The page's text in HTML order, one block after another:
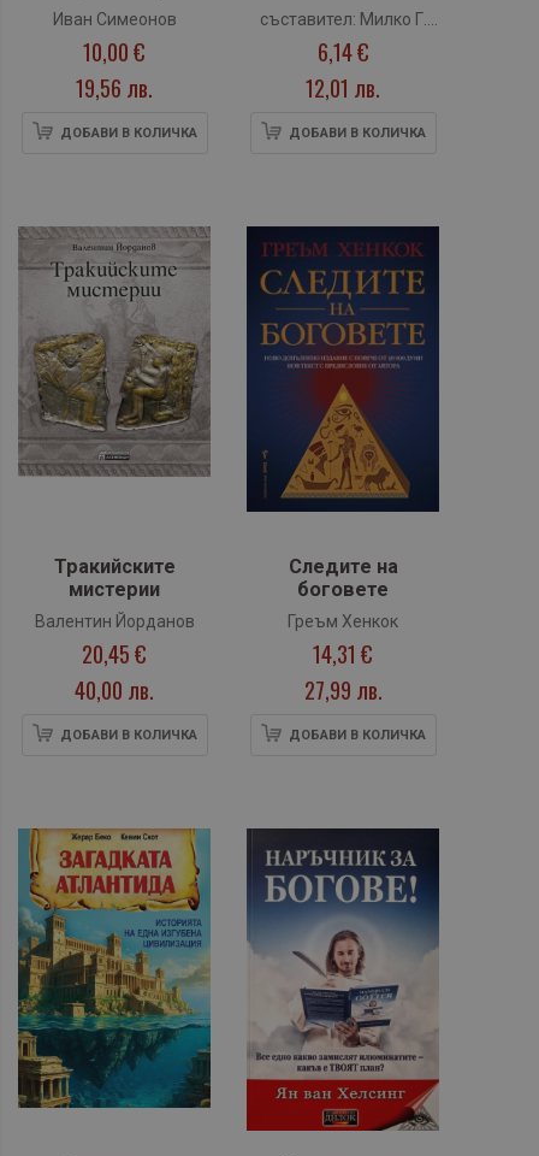
трите големи
Иван Симеонов
10,00 €
19,56 лв.
ДОБАВИ В КОЛИЧКА
съставител: Милко Г.
Желязков
6,14 €
12,01 лв.
ДОБАВИ В КОЛИЧКА
Тракийските
мистерии
Валентин Йорданов
20,45 €
40,00 лв.
ДОБАВИ В КОЛИЧКА
Следите на
боговете
Греъм Хенкок
14,31 €
27,99 лв.
ДОБАВИ В КОЛИЧКА